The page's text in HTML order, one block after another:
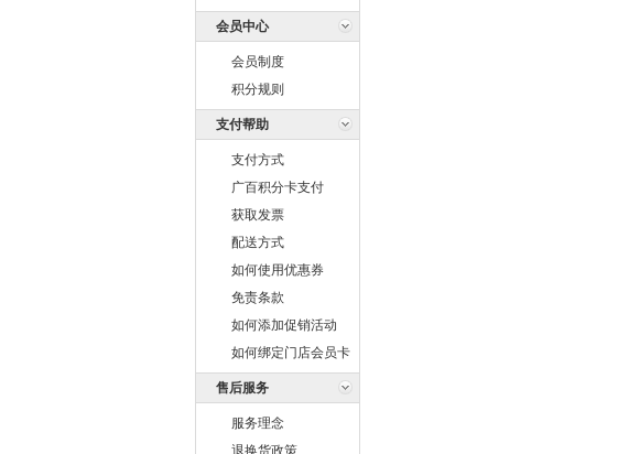
会员中心
会员制度
积分规则
支付帮助
支付方式
广百积分卡支付
获取发票
配送方式
如何使用优惠券
免责条款
如何添加促销活动
如何绑定门店会员卡
售后服务
服务理念
退换货政策